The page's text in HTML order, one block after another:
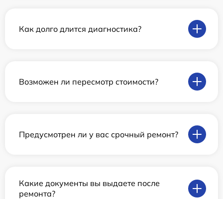
Как долго длится диагностика?
Возможен ли пересмотр стоимости?
Предусмотрен ли у вас срочный ремонт?
Какие документы вы выдаете после
ремонта?